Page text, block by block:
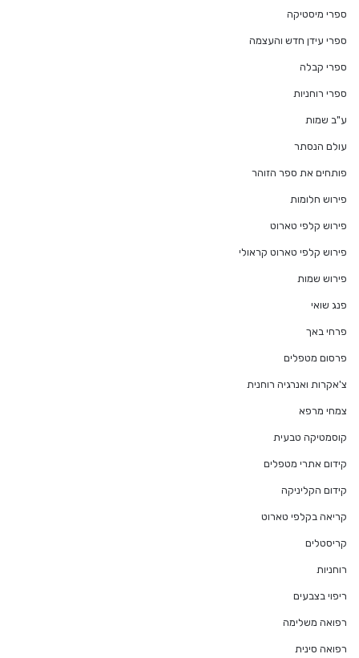
ספרי מיסטיקה
ספרי עידן חדש והעצמה
ספרי קבלה
ספרי רוחניות
ע"ב שמות
עולם הנסתר
פותחים את ספר הזוהר
פירוש חלומות
פירוש קלפי טארוט
פירוש קלפי טארוט קראולי
פירוש שמות
פנג שואי
פרחי באך
פרסום מטפלים
צ'אקרות ואנרגיה רוחנית
צמחי מרפא
קוסמטיקה טבעית
קידום אתרי מטפלים
קידום הקליניקה
קריאה בקלפי טארוט
קריסטלים
רוחניות
ריפוי בצבעים
רפואה משלימה
רפואה סינית